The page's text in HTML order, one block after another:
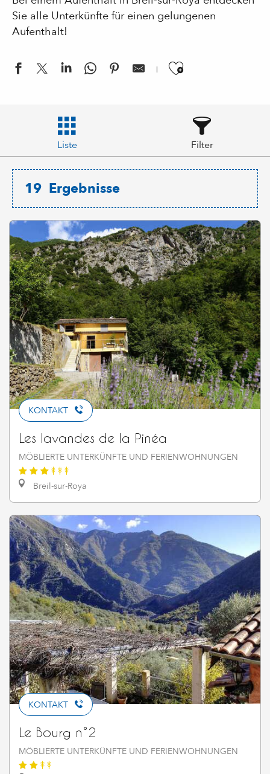
Sie alle Unterkünfte für einen gelungenen
Aufenthalt!
Ajouter
Liste Filter
19 Ergebnisse
KONTAKT
Les lavandes de la Pinéa
MÖBLIERTE UNTERKÜNFTE UND FERIENWOHNUNGEN
Breil-sur-Roya
KONTAKT
Le Bourg n°2
MÖBLIERTE UNTERKÜNFTE UND FERIENWOHNUNGEN